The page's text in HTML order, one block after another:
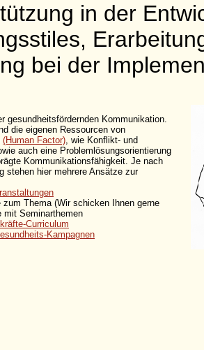
in der
bei der
gesundheitsfördernden Kommunikation.
die eigenen Ressourcen von
(Human Factor), wie Konflikt- und
auch eine Problemlösungsorientierung
Kommunikationsfähigkeit. Je nach
stehen hier mehrere Ansätze zur
zum Thema (Wir schicken Ihnen gerne
mit Seminarthemen
Curriculum
Kampagnen